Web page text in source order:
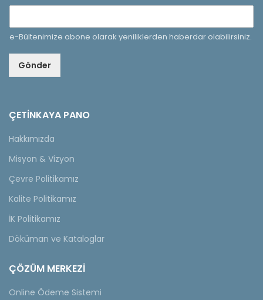
e-Bültenimize abone olarak yeniliklerden haberdar olabilirsiniz.
Gönder
ÇETINKAYA PANO
Hakkımızda
Misyon & Vizyon
Çevre Politikamız
Kalite Politikamız
İK Politikamız
Döküman ve Kataloglar
ÇÖZÜM MERKEZİ
Online Ödeme Sistemi